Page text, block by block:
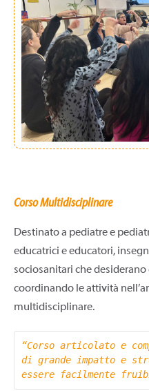
Corso Multidisciplinare
Destinato a pediatre e
educatrici e educatori,
sociosanitari che
coordinando le attività
multidisciplinare.
“Corso articolato e
di grande impatto e
essere facilmente